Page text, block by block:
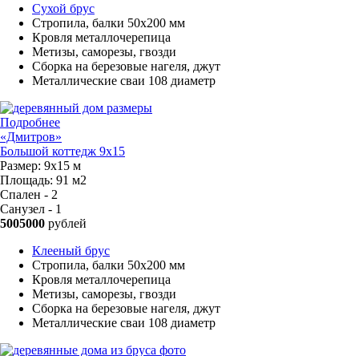
Сухой брус
Стропила, балки 50х200 мм
Кровля металлочерепица
Метизы, саморезы, гвозди
Сборка на березовые нагеля, джут
Металлические сваи 108 диаметр
Подробнее
«Дмитров»
Большой коттедж 9х15
Размер: 9х15 м
Площадь: 91 м2
Спален - 2
Санузел - 1
5005000 рублей
Клееный брус
Стропила, балки 50х200 мм
Кровля металлочерепица
Метизы, саморезы, гвозди
Сборка на березовые нагеля, джут
Металлические сваи 108 диаметр